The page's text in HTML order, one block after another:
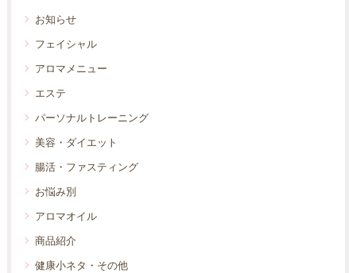
お知らせ
フェイシャル
アロマメニュー
エステ
パーソナルトレーニング
美容・ダイエット
腸活・ファスティング
お悩み別
アロマオイル
商品紹介
健康小ネタ・その他